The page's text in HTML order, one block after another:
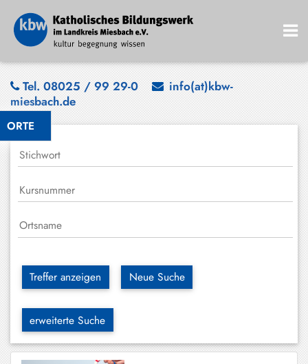
ORTE
Tel. 08025 / 99 29-0
info(at)kbw-
miesbach.de
Treffer anzeigen Neue Suche
erweiterte Suche
Bad
Wiessee
Bayrischzell
Darching
Elbach
Großhartpenning
Hausham
Holzkirchen
Hundham
Irschenberg